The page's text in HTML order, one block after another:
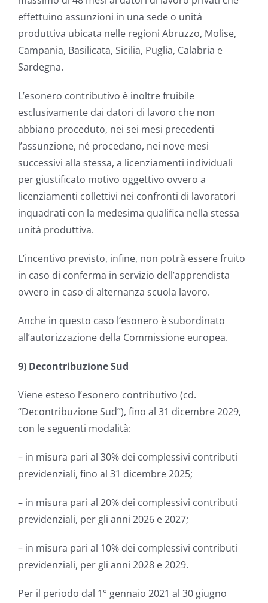
effettuino assunzioni in una sede o unità
produttiva ubicata nelle regioni Abruzzo, Molise,
Campania, Basilicata, Sicilia, Puglia, Calabria e
Sardegna.
L’esonero contributivo è inoltre fruibile
esclusivamente dai datori di lavoro che non
abbiano proceduto, nei sei mesi precedenti
l’assunzione, né procedano, nei nove mesi
successivi alla stessa, a licenziamenti individuali
per giustificato motivo oggettivo ovvero a
licenziamenti collettivi nei confronti di lavoratori
inquadrati con la medesima qualifica nella stessa
unità produttiva.
L’incentivo previsto, infine, non potrà essere fruito
in caso di conferma in servizio dell’apprendista
ovvero in caso di alternanza scuola lavoro.
Anche in questo caso l’esonero è subordinato
all’autorizzazione della Commissione europea.
9) Decontribuzione Sud
Viene esteso l’esonero contributivo (cd.
“Decontribuzione Sud”), fino al 31 dicembre 2029,
con le seguenti modalità:
– in misura pari al 30% dei complessivi contributi
previdenziali, fino al 31 dicembre 2025;
– in misura pari al 20% dei complessivi contributi
previdenziali, per gli anni 2026 e 2027;
– in misura pari al 10% dei complessivi contributi
previdenziali, per gli anni 2028 e 2029.
Per il periodo dal 1° gennaio 2021 al 30 giugno